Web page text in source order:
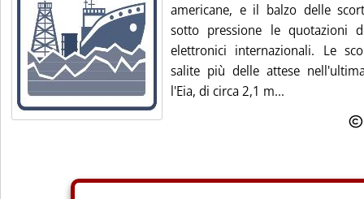
americane, e il balzo delle
sotto pressione le quotazioni
elettronici internazionali. Le
salite più delle attese
l'Eia, di circa 2,1 m...